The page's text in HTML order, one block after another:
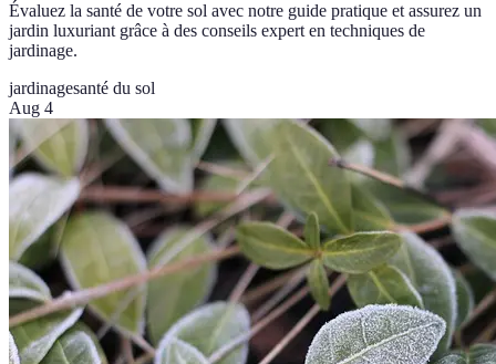
Évaluez la santé de votre sol avec notre guide pratique et assurez un
jardin luxuriant grâce à des conseils expert en techniques de
jardinage.
jardinagesanté du sol
Aug 4